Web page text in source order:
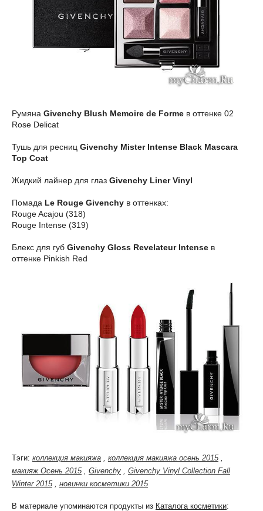
Румяна Givenchy Blush Memoire de Forme в оттенке 02
Rose Delicat
Тушь для ресниц Givenchy Mister Intense Black Mascara
Top Coat
Жидкий лайнер для глаз Givenchy Liner Vinyl
Помада Le Rouge Givenchy в оттенках:
Rouge Acajou (318)
Rouge Intense (319)
Блекс для губ Givenchy Gloss Revelateur Intense в
оттенке Pinkish Red
Тэги: коллекция макияжа , коллекция макияжа осень 2015,
макияж Осень 2015, Givenchy , Givenchy Vinyl Collection Fall
Winter 2015, новинки косметики 2015
В материале упоминаются продукты из Каталога косметики: